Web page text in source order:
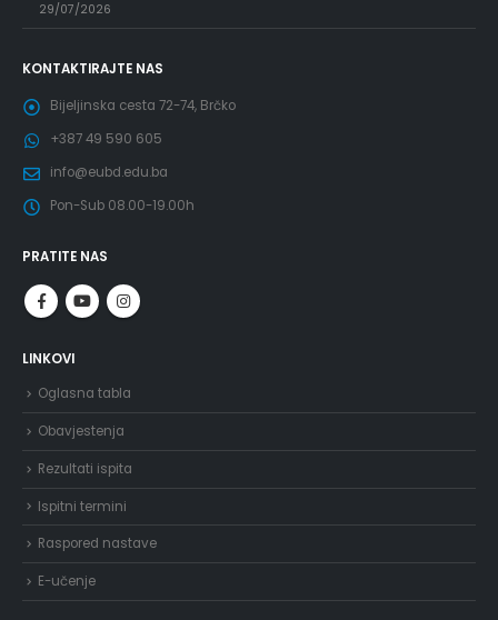
29/07/2026
KONTAKTIRAJTE NAS
Bijeljinska cesta 72-74, Brčko
+387 49 590 605
info@eubd.edu.ba
Pon-Sub 08.00-19.00h
PRATITE NAS
LINKOVI
Oglasna tabla
Obavjestenja
Rezultati ispita
Ispitni termini
Raspored nastave
E-učenje